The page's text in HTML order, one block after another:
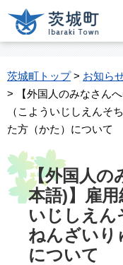
茨城町トップ> お知ら
> 【外国人のみなさん
（こよういじしえんそ
た方（かた）について
【外国人の
本語)】雇
いじしえん
ねんざいり
について